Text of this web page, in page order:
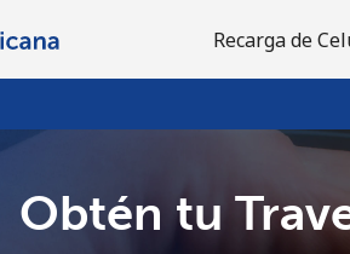
Recarga de
Obtén tu